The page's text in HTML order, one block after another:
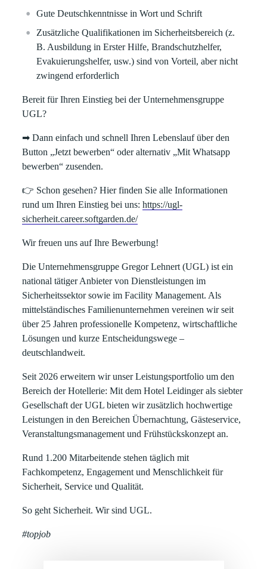
Gute Deutschkenntnisse in Wort und Schrift
Zusätzliche Qualifikationen im Sicherheitsbereich (z.
B. Ausbildung in Erster Hilfe, Brandschutzhelfer,
Evakuierungshelfer, usw.) sind von Vorteil, aber nicht
zwingend erforderlich
Bereit für Ihren Einstieg bei der Unternehmensgruppe
UGL?
➡ Dann einfach und schnell Ihren Lebenslauf über den
Button „Jetzt bewerben“ oder alternativ „Mit Whatsapp
bewerben“ zusenden.
👉 Schon gesehen? Hier finden Sie alle Informationen
rund um Ihren Einstieg bei uns:https://ugl-
sicherheit.career.softgarden.de/
Wir freuen uns auf Ihre Bewerbung!
DieUnternehmensgruppe Gregor Lehnert (UGL) ist ein
national tätiger Anbieter von Dienstleistungen im
Sicherheitssektorsowie imFacility Management. Als
mittelständisches Familienunternehmen vereinen wir seit
über 25 Jahren professionelle Kompetenz, wirtschaftliche
Lösungen und kurze Entscheidungswege –
deutschlandweit.
Seit 2026 erweitern wir unser Leistungsportfolio um den
Bereich derHotellerie: Mit demHotel Leidingerals siebter
Gesellschaft der UGL bieten wir zusätzlich hochwertige
Leistungen in den BereichenÜbernachtung, Gästeservice,
Veranstaltungsmanagement und Frühstückskonzeptan.
Rund 1.200 Mitarbeitende stehen täglich mit
Fachkompetenz, Engagement und Menschlichkeit für
Sicherheit, Service und Qualität.
So geht Sicherheit. Wir sind UGL.
#topjob